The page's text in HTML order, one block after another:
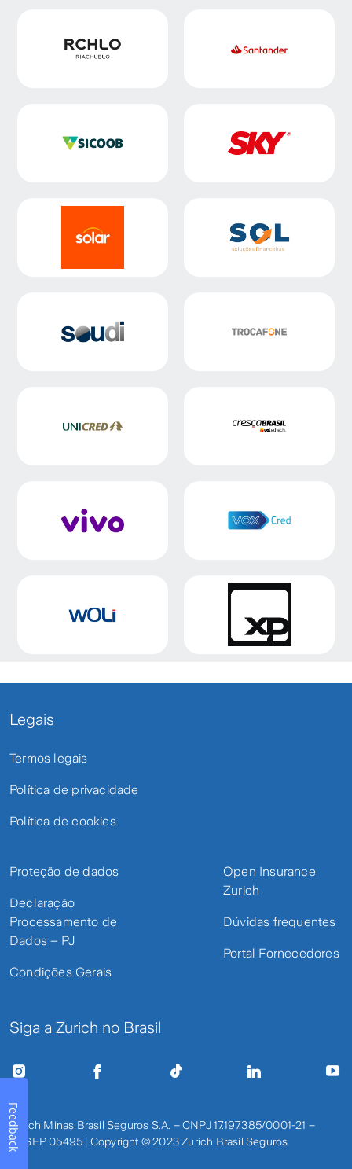
Legais
Termos legais
Política de privacidade
Política de cookies
Proteção de dados
Declaração
Processamento de
Dados – PJ
Condições Gerais
Open Insurance
Zurich
Dúvidas frequentes
Portal Fornecedores
Siga a Zurich no Brasil
Zurich Minas Brasil Seguros S.A. – CNPJ 17.197.385/0001-21 –
SUSEP 05495 | Copyright © 2023 Zurich Brasil Seguros
Feedback